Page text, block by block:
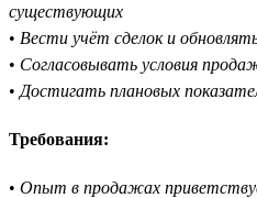
существующих
• Вести учёт сделок и
• Согласовывать условия
• Достигать плановых
Требования:
• Опыт в продажах